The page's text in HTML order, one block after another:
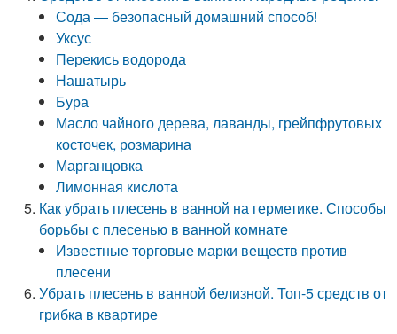
Сода — безопасный домашний способ!
Уксус
Перекись водорода
Нашатырь
Бура
Масло чайного дерева, лаванды, грейпфрутовых
косточек, розмарина
Марганцовка
Лимонная кислота
Как убрать плесень в ванной на герметике. Способы
борьбы с плесенью в ванной комнате
Известные торговые марки веществ против
плесени
Убрать плесень в ванной белизной. Топ-5 средств от
грибка в квартире